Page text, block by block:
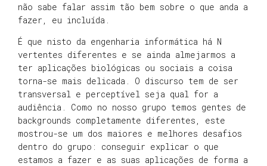
não sabe falar assim tão bem sobre o que anda a
fazer, eu incluída.
É que nisto da engenharia informática há N
vertentes diferentes e se ainda almejarmos a
ter aplicações biológicas ou sociais a coisa
torna-se mais delicada. O discurso tem de ser
transversal e perceptível seja qual for a
audiência. Como no nosso grupo temos gentes de
backgrounds completamente diferentes, este
mostrou-se um dos maiores e melhores desafios
dentro do grupo: conseguir explicar o que
estamos a fazer e as suas aplicações de forma a